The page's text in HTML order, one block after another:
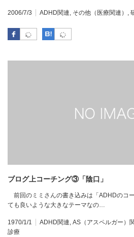
2006/7/3 ADHD関連, その他（医療関連） ,
Facebook はてなブックマーク
ブログ上コーチング③「陰口」
前回のミミさんの書き込みは「ADHDのコ
ても良いような大きなテーマなの…
1970/1/1 ADHD関連, AS（アスペルガー）
診療